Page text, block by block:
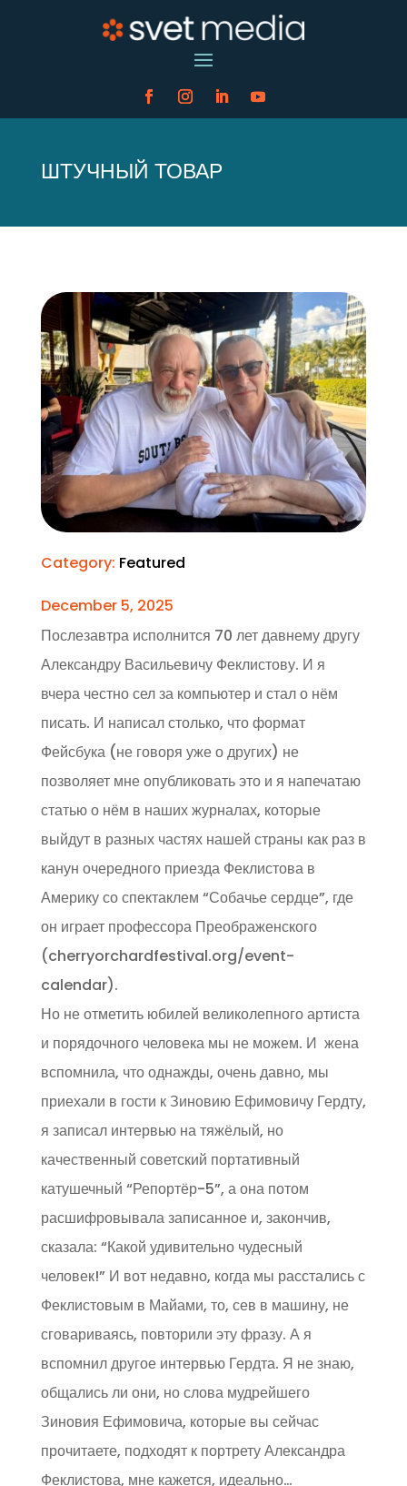
ШТУЧНЫЙ ТОВАР
Category: Featured
December 5, 2025
Послезавтра исполнится 70 лет давнему другу
Александру Васильевичу Феклистову. И я
вчера честно сел за компьютер и стал о нём
писать. И написал столько, что формат
Фейсбука (не говоря уже о других) не
позволяет мне опубликовать это и я напечатаю
статью о нём в наших журналах, которые
выйдут в разных частях нашей страны как раз в
канун очередного приезда Феклистова в
Америку со спектаклем “Собачье сердце”, где
он играет профессора Преображенского
(cherryorchardfestival.org/event-
calendar).
Но не отметить юбилей великолепного артиста
и порядочного человека мы не можем. И жена
вспомнила, что однажды, очень давно, мы
приехали в гости к Зиновию Ефимовичу Гердту,
я записал интервью на тяжёлый, но
качественный советский портативный
катушечный “Репортёр-5”, а она потом
расшифровывала записанное и, закончив,
сказала: “Какой удивительно чудесный
человек!” И вот недавно, когда мы расстались с
Феклистовым в Майами, то, сев в машину, не
сговариваясь, повторили эту фразу. А я
вспомнил другое интервью Гердта. Я не знаю,
общались ли они, но слова мудрейшего
Зиновия Ефимовича, которые вы сейчас
прочитаете, подходят к портрету Александра
Феклистова, мне кажется, идеально…